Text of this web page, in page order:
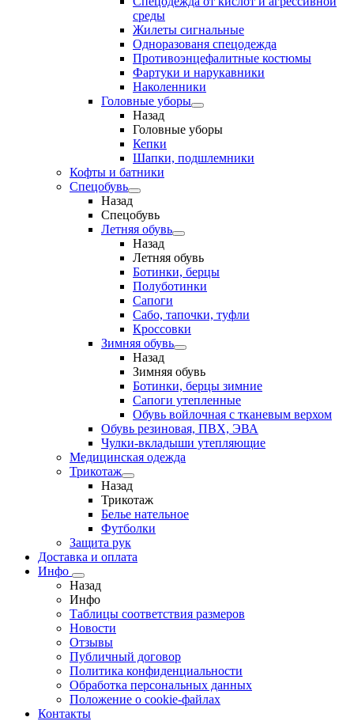
среды
Жилеты сигнальные
Одноразованя спецодежда
Противоэнцефалитные костюмы
Фартуки и нарукавники
Наколенники
Головные уборы
Назад
Головные уборы
Кепки
Шапки, подшлемники
Кофты и батники
Спецобувь
Назад
Спецобувь
Летняя обувь
Назад
Летняя обувь
Ботинки, берцы
Полуботинки
Сапоги
Сабо, тапочки, туфли
Кроссовки
Зимняя обувь
Назад
Зимняя обувь
Ботинки, берцы зимние
Сапоги утепленные
Обувь войлочная с тканевым верхом
Обувь резиновая, ПВХ, ЭВА
Чулки-вкладыши утепляющие
Медицинская одежда
Трикотаж
Назад
Трикотаж
Белье нательное
Футболки
Защита рук
Доставка и оплата
Инфо
Назад
Инфо
Таблицы соответствия размеров
Новости
Отзывы
Публичный договор
Политика конфиденциальности
Обработка персональных данных
Положение о cookie-файлах
Контакты